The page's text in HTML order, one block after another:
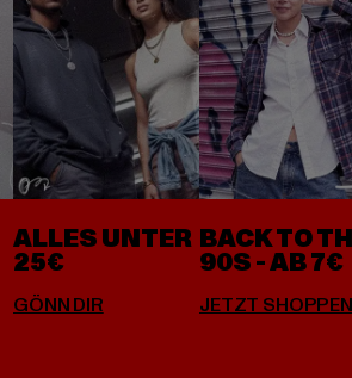
ALLES UNTER
25€
BACK TO
90S - AB 7€